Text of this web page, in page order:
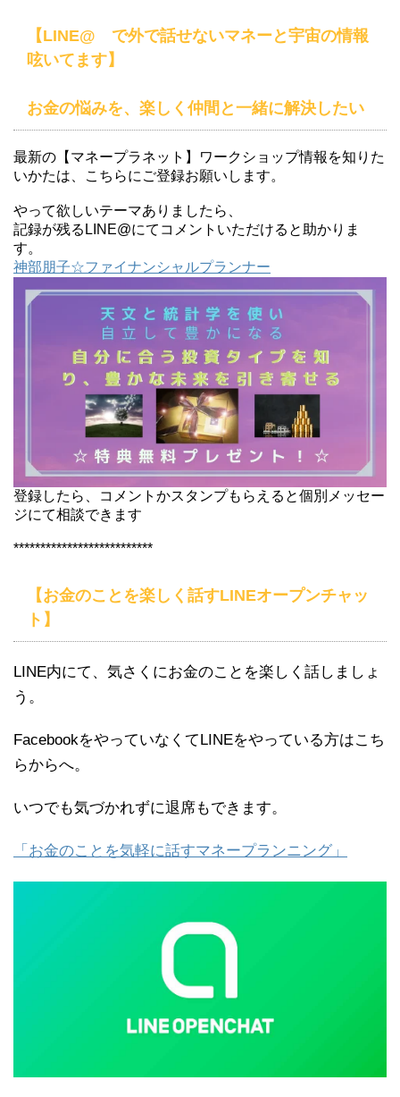
【LINE@ で外で話せないマネーと宇宙の情報
呟いてます】
お金の悩みを、楽しく仲間と一緒に解決したい
最新の【マネープラネット】ワークショップ情報を知りた
いかたは、こちらにご登録お願いします。
やって欲しいテーマありましたら、
記録が残るLINE@にてコメントいただけると助かりま
す。
神部朋子☆ファイナンシャルプランナー
登録したら、コメントかスタンプもらえると個別メッセー
ジにて相談できます
**************************
【お金のことを楽しく話すLINEオープンチャッ
ト】
LINE内にて、気さくにお金のことを楽しく話しましょ
う。
FacebookをやっていなくてLINEをやっている方はこち
らからへ。
いつでも気づかれずに退席もできます。
「お金のことを気軽に話すマネープランニング」